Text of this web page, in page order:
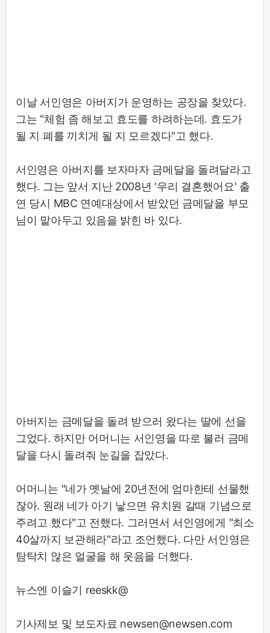
이날 서인영은 아버지가 운영하는 공장을 찾았다.
그는 "체험 좀 해보고 효도를 하려하는데. 효도가
될 지 폐를 끼치게 될 지 모르겠다"고 했다.
서인영은 아버지를 보자마자 금메달을 돌려달라고
했다. 그는 앞서 지난 2008년 '우리 결혼했어요' 출
연 당시 MBC 연예대상에서 받았던 금메달을 부모
님이 맡아두고 있음을 밝힌 바 있다.
아버지는 금메달을 돌려 받으러 왔다는 딸에 선을
그었다. 하지만 어머니는 서인영을 따로 불러 금메
달을 다시 돌려줘 눈길을 잡았다.
어머니는 "네가 옛날에 20년전에 엄마한테 선물했
잖아. 원래 네가 아기 낳으면 유치원 갈때 기념으로
주려고 했다"고 전했다. 그러면서 서인영에게 "최소
40살까지 보관해라"라고 조언했다. 다만 서인영은
탐탁치 않은 얼굴을 해 웃음을 더했다.
뉴스엔 이슬기 reeskk@
기사제보 및 보도자료 newsen@newsen.com